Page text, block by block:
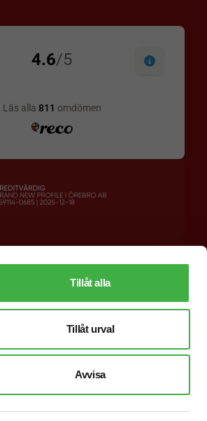
Tillåt alla
Tillåt urval
Avvisa
Snabb leverans
E-handelav Wombit.